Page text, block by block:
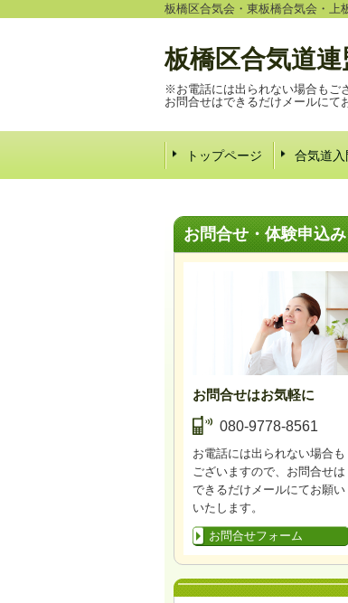
板橋区合気会・東板橋合気会・上
板橋区合気道連
※お電話には出られない場合もご
お問合せはできるだけメールにて
トップページ 合気道入
お問合せ・体験申込み
お問合せはお気軽に
080-9778-8561
お電話には出られない場合も
ございますので、お問合せは
できるだけメールにてお願い
いたします。
お問合せフォーム